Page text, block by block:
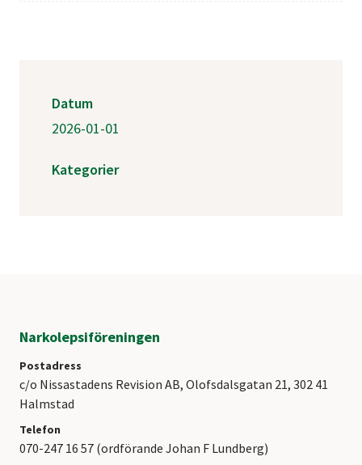
Datum
2026-01-01
Kategorier
Narkolepsiföreningen
Postadress
c/o Nissastadens Revision AB, Olofsdalsgatan 21, 302 41
Halmstad
Telefon
070-247 16 57 (ordförande Johan F Lundberg)